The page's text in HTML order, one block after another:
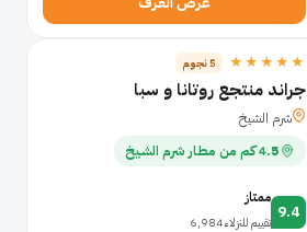
★★★★★ 5 نجوم
جراند منتجع روتانا و سبا
شرم الشيخ
4.5 كم من مطار شرم الشيخ
9.4
ممتاز
تقييم للنزلاء 6,984